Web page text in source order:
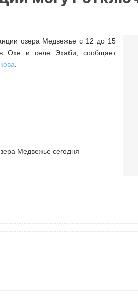
озера Медвежье с 12 до 15
в Охе и селе Эхаби, сообщает
.
Медвежье сегодня